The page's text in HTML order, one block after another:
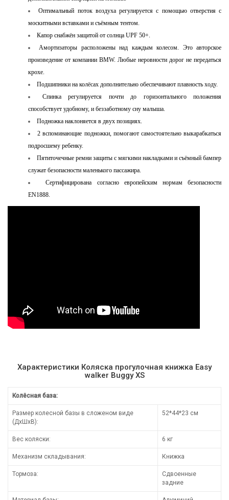
Оптимальный поток воздуха регулируется с помощью отверстия с
москитными вставками и съёмным тентом.
Капор снабжён защитой от солнца UPF 50+.
Амортизаторы расположены над каждым колесом. Это авторское
произведение от компании BMW. Любые неровности дорог не передаться
крохе.
Подшипники на колёсах дополнительно обеспечивают плавность ходу.
Спинка регулируется почти до горизонтального положения
способствует удобному, и беззаботному сну малыша.
Подножка наклоняется в двух позициях.
2 вспоминающие подножки, помогают самостоятельно выкарабкаться
подросшему ребенку.
Пятиточечные ремни защиты с мягкими накладками и съёмный бампер
служат безопасности маленького пассажира.
Сертифицирована согласно европейским нормам безопасности
EN1888.
Характеристики Коляска прогулочная книжка Easy
walker Buggy XS
Колёсная база:
Размер колесной базы в сложеном виде
(ДхШхВ):
52*44*23 см
Вес коляски: 6 кг
Механизм складывания: Книжка
Тормоза:
Сдвоенные
задние